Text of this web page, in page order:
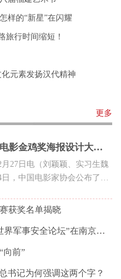
样的“新星”在闪耀
旅行时间缩短！
元素发扬汉代精神
更多
第34届中国电影金鸡奖海报设计大赛获奖名单揭晓
月27日电（刘颖颖、实习生魏
日，中国电影家协会公布了第
获奖名单揭晓
国防科技大学国际关系学院“2021世界军事安全论坛”在南京举行
向前”
书记为何强调这两个字？